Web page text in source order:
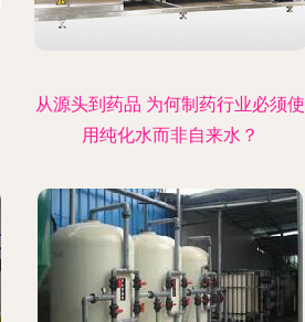
从源头到药品 为何制药行业必须使
用纯化水而非自来水？